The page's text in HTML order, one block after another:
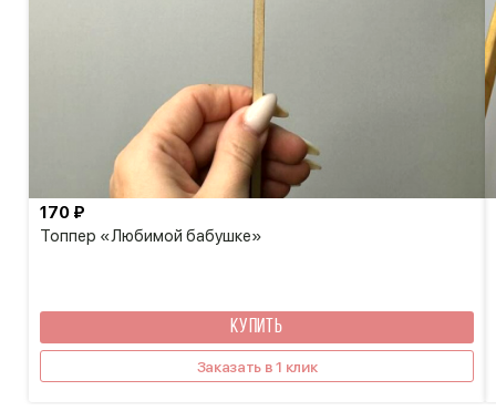
Топпер «Любимой бабушке»
170 ₽
КУПИТЬ
Заказать в 1 клик